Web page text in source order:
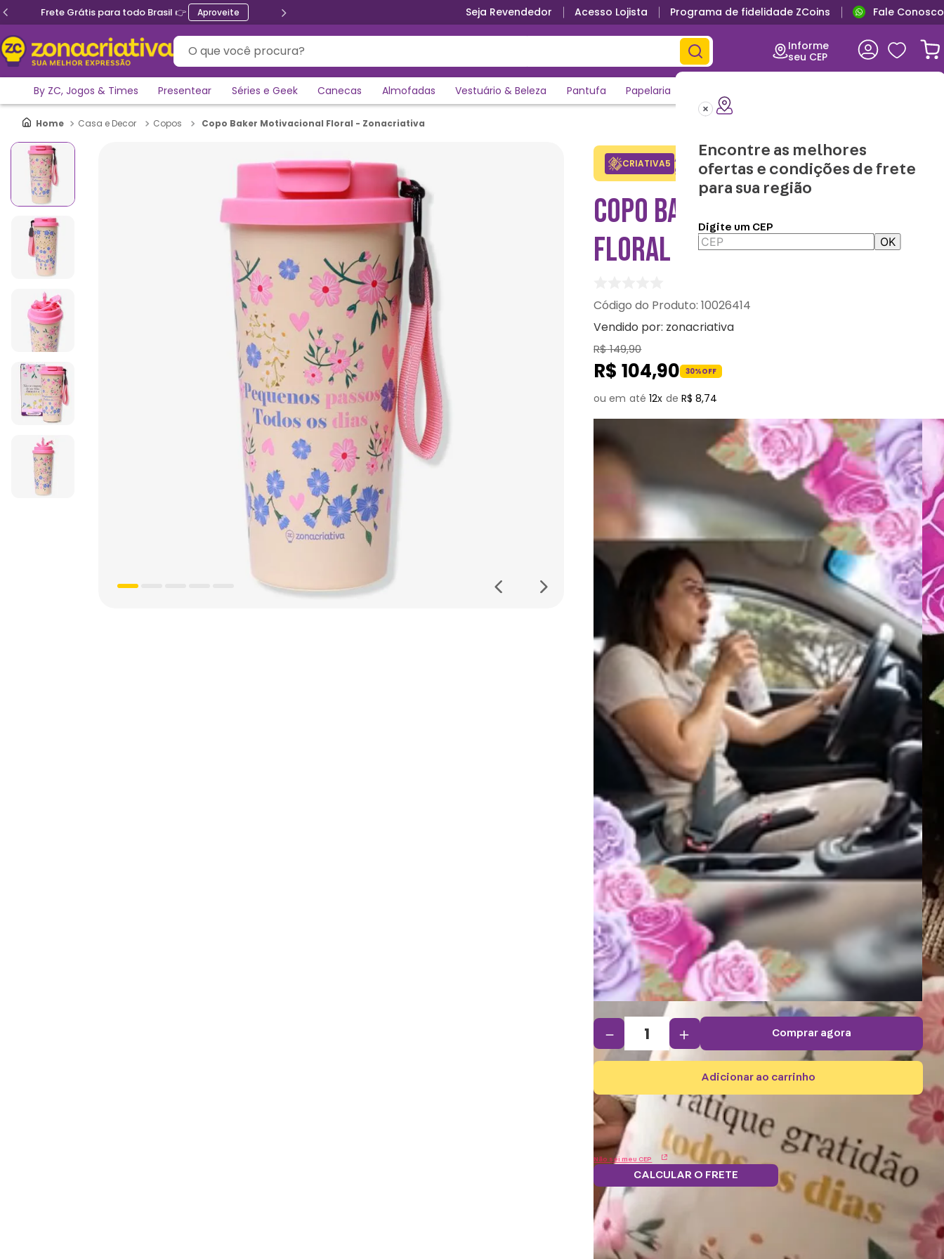
Ganhe 5% de desconto no PIX Seja Revendedor Acesso Lojista Programa de fidelidade ZCoins Fale Conosco
O que você procura?
Informe
seu CEP
Encontre as melhores
ofertas e condições de frete
para sua região
Digite um CEP
OK
By ZC, Jogos & Times Presentear Séries e Geek Canecas Almofadas Vestuário & Beleza Pantufa Papelaria
Casa e Decor Copos Copo Baker Motivacional Floral - Zonacriativa
CRIATIVA5 Adicione o cupom no carrinho e
ganhe desconto na 1a compra.
Copiar
COPO BAKER MOTIVACIONAL
FLORAL - ZONACRIATIVA
:10026414
Vendido por: zonacriativa
R$149,90
R$ 104,90 30%OFF
12 R$ 8,74
＋
－ comprar agora
adicionar ao carrinho
Não sei meu CEP
CALCULAR O FRETE
Frete grátis.
5% OFF no
Parcele em 12x
Troque